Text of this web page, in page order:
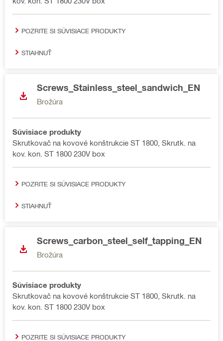
POZRITE SI SÚVISIACE PRODUKTY
STIAHNUŤ
Screws_Stainless_steel_sandwich_EN
Brožúra
Súvisiace produkty
Skrutkovač na kovové konštrukcie ST 1800, Skrutk. na
kov. kon. ST 1800 230V box
POZRITE SI SÚVISIACE PRODUKTY
STIAHNUŤ
Screws_carbon_steel_self_tapping_EN
Brožúra
Súvisiace produkty
Skrutkovač na kovové konštrukcie ST 1800, Skrutk. na
kov. kon. ST 1800 230V box
POZRITE SI SÚVISIACE PRODUKTY